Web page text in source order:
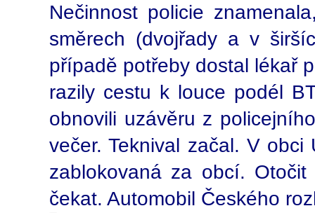
Nečinnost policie
směrech (dvojřady a v
případě potřeby dostal lékař
razily cestu k louce podél
obnovili uzávěru z
večer. Teknival začal. V
zablokovaná za obcí.
čekat. Automobil Českého